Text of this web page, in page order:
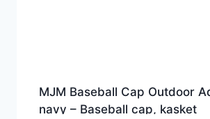
MJM Baseball Cap Outdoor
navy – Baseball cap, kasket